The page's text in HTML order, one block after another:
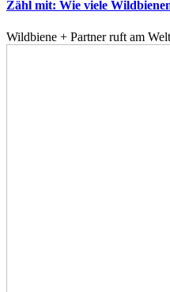
Zähl mit: Wie viele
Wildbiene + Partner ruft am